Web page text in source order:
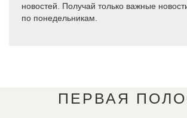
новостей. Получай только важные
по понедельникам.
ПЕРВАЯ